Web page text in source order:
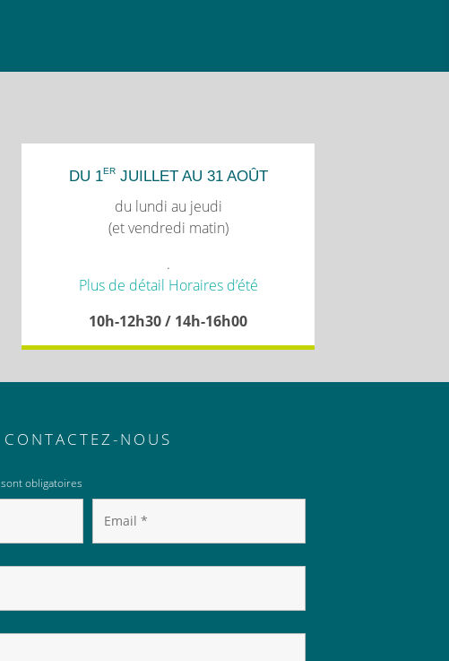
DU 1ERJUILLET AU 31 AOÛT
du lundi au jeudi
(et vendredi matin)
.
Plus de détail Horaires d’été
10h-12h30 / 14h-16h00
CONTACTEZ-NOUS
sont obligatoires